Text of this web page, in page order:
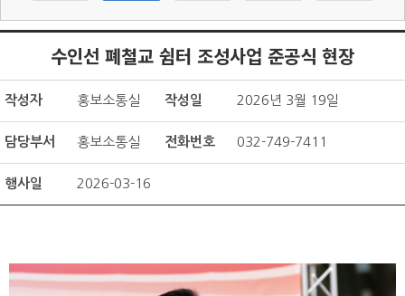
수인선 폐철교 쉼터 조성사업 준공식 현장
작성자 홍보소통실 작성일 2026년 3월 19일
담당부서 홍보소통실 전화번호 032-749-7411
행사일 2026-03-16